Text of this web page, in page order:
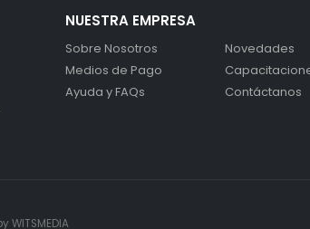
NUESTRA EMPRESA
Sobre Nosotros
Medios de Pago
Ayuda y FAQs
Novedades
Contáctanos
WITSMEDIA